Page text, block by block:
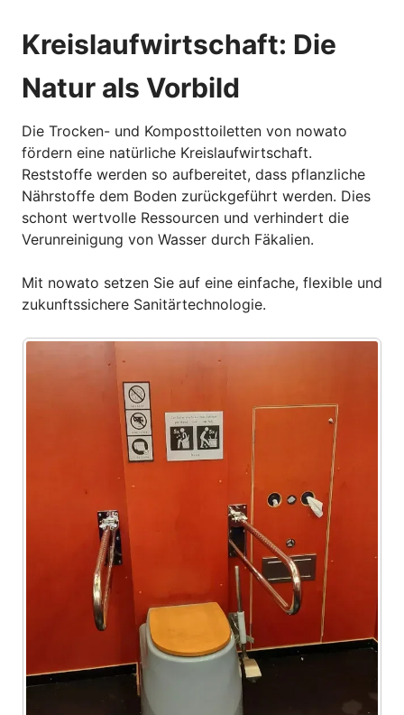
Kreislaufwirtschaft: Die
Natur als Vorbild
Die Trocken- und Komposttoiletten von nowato
fördern eine natürliche Kreislaufwirtschaft.
Reststoffe werden so aufbereitet, dass pflanzliche
Nährstoffe dem Boden zurückgeführt werden. Dies
schont wertvolle Ressourcen und verhindert die
Verunreinigung von Wasser durch Fäkalien.
Mit nowato setzen Sie auf eine einfache, flexible und
zukunftssichere Sanitärtechnologie.